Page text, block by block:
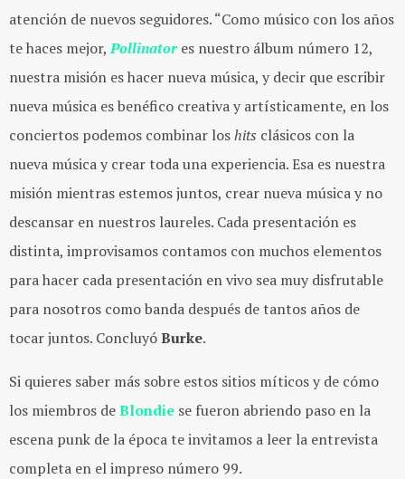
atención de nuevos seguidores. “Como músico con los años
te haces mejor,Pollinatores nuestro álbum número 12,
nuestra misión es hacer nueva música, y decir que escribir
nueva música es benéfico creativa y artísticamente, en los
conciertos podemos combinar loshits clásicos con la
nueva música y crear toda una experiencia. Esa es nuestra
misión mientras estemos juntos, crear nueva música y no
descansar en nuestros laureles. Cada presentación es
distinta, improvisamos contamos con muchos elementos
para hacer cada presentación en vivo sea muy disfrutable
para nosotros como banda después de tantos años de
tocar juntos. ConcluyóBurke.
Si quieres saber más sobre estos sitios míticos y de cómo
los miembros deBlondie se fueron abriendo paso en la
escena punk de la época te invitamos a leer la entrevista
completa en el impreso número 99.